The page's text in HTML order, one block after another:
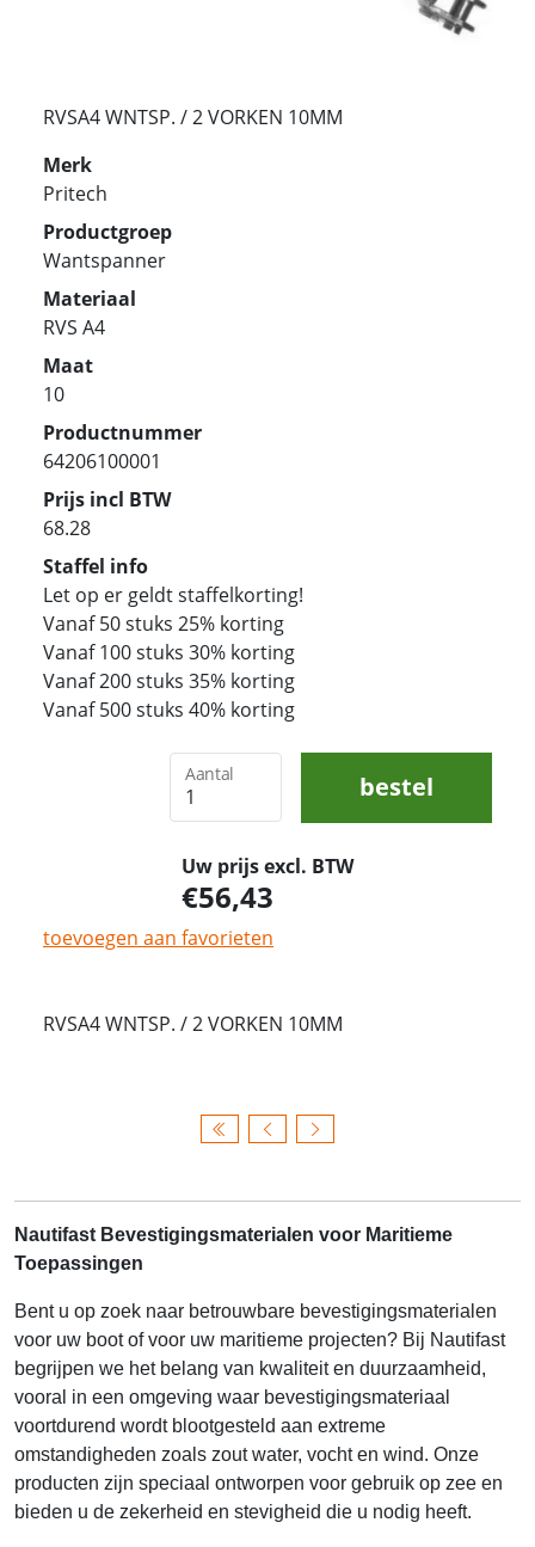
RVSA4 WNTSP. / 2 VORKEN 10MM
Merk
Pritech
Productgroep
Wantspanner
Materiaal
RVS A4
Maat
10
Productnummer
64206100001
Prijs incl BTW
68.28
Staffel info
Let op er geldt staffelkorting!
Vanaf 50 stuks 25% korting
Vanaf 100 stuks 30% korting
Vanaf 200 stuks 35% korting
Vanaf 500 stuks 40% korting
Aantal bestel
Uw prijs excl. BTW
56,43
toevoegen aan favorieten
RVSA4 WNTSP. / 2 VORKEN 10MM
Nautifast Bevestigingsmaterialen voor Maritieme
Toepassingen
Bent u op zoek naar betrouwbare bevestigingsmaterialen
voor uw boot of voor uw maritieme projecten? Bij Nautifast
begrijpen we het belang van kwaliteit en duurzaamheid,
vooral in een omgeving waar bevestigingsmateriaal
voortdurend wordt blootgesteld aan extreme
omstandigheden zoals zout water, vocht en wind. Onze
producten zijn speciaal ontworpen voor gebruik op zee en
bieden u de zekerheid en stevigheid die u nodig heeft.